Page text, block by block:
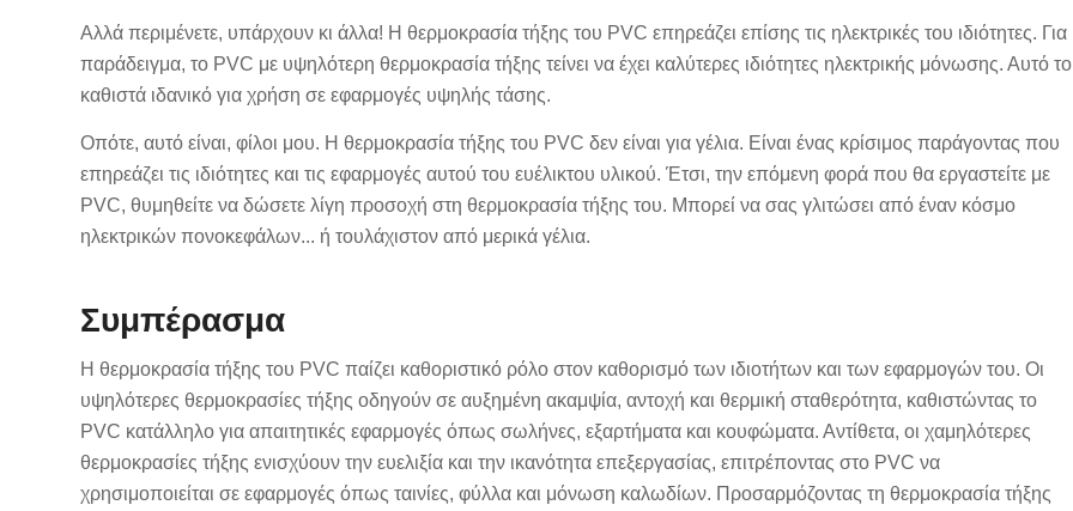
Αλλά περιμένετε, υπάρχουν κι άλλα! Η θερμοκρασία τήξης του PVC επηρεάζει επίσης τις ηλεκτρικές του ιδιότητες. Για
παράδειγμα, το PVC με υψηλότερη θερμοκρασία τήξης τείνει να έχει καλύτερες ιδιότητες ηλεκτρικής μόνωσης. Αυτό το
καθιστά ιδανικό για χρήση σε εφαρμογές υψηλής τάσης.
Οπότε, αυτό είναι, φίλοι μου. Η θερμοκρασία τήξης του PVC δεν είναι για γέλια. Είναι ένας κρίσιμος παράγοντας που
επηρεάζει τις ιδιότητες και τις εφαρμογές αυτού του ευέλικτου υλικού. Έτσι, την επόμενη φορά που θα εργαστείτε με
PVC, θυμηθείτε να δώσετε λίγη προσοχή στη θερμοκρασία τήξης του. Μπορεί να σας γλιτώσει από έναν κόσμο
ηλεκτρικών πονοκεφάλων... ή τουλάχιστον από μερικά γέλια.
Συμπέρασμα
Η θερμοκρασία τήξης του PVC παίζει καθοριστικό ρόλο στον καθορισμό των ιδιοτήτων και των εφαρμογών του. Οι
υψηλότερες θερμοκρασίες τήξης οδηγούν σε αυξημένη ακαμψία, αντοχή και θερμική σταθερότητα, καθιστώντας το
PVC κατάλληλο για απαιτητικές εφαρμογές όπως σωλήνες, εξαρτήματα και κουφώματα. Αντίθετα, οι χαμηλότερες
θερμοκρασίες τήξης ενισχύουν την ευελιξία και την ικανότητα επεξεργασίας, επιτρέποντας στο PVC να
χρησιμοποιείται σε εφαρμογές όπως ταινίες, φύλλα και μόνωση καλωδίων. Προσαρμόζοντας τη θερμοκρασία τήξης